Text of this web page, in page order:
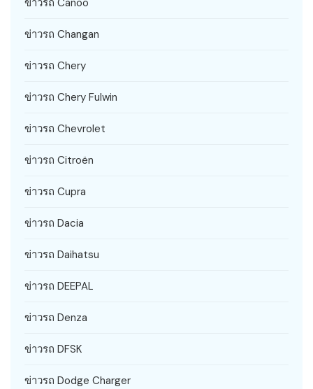
ข่าวรถ Canoo
ข่าวรถ Changan
ข่าวรถ Chery
ข่าวรถ Chery Fulwin
ข่าวรถ Chevrolet
ข่าวรถ Citroën
ข่าวรถ Cupra
ข่าวรถ Dacia
ข่าวรถ Daihatsu
ข่าวรถ DEEPAL
ข่าวรถ Denza
ข่าวรถ DFSK
ข่าวรถ Dodge Charger